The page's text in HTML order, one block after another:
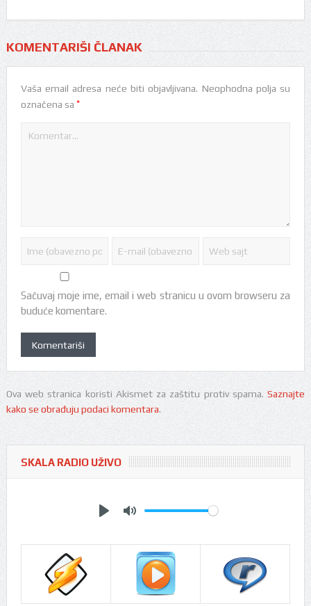
KOMENTARIŠI ČLANAK
Vaša email adresa neće biti objavljivana. Neophodna polja su
označena sa *
Sačuvaj moje ime, email i web stranicu u ovom browseru za
buduće komentare.
Ova web stranica koristi Akismet za zaštitu protiv spama.Saznajte
kako se obrađuju podaci komentara.
SKALA RADIO UŽIVO